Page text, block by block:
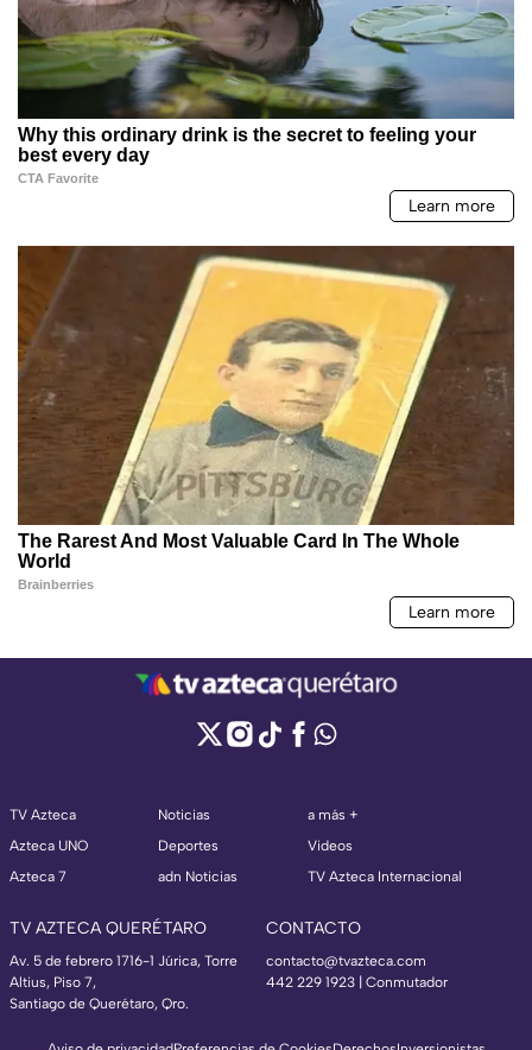
TV Azteca
Azteca UNO
Azteca 7
Noticias
Deportes
adn Noticias
a más +
Videos
TV Azteca Internacional
TV AZTECA QUERÉTARO
Av. 5 de febrero 1716-1 Júrica, Torre
Altius, Piso 7,
Santiago de Querétaro, Qro.
CONTACTO
contacto@tvazteca.com
442 229 1923 | Conmutador